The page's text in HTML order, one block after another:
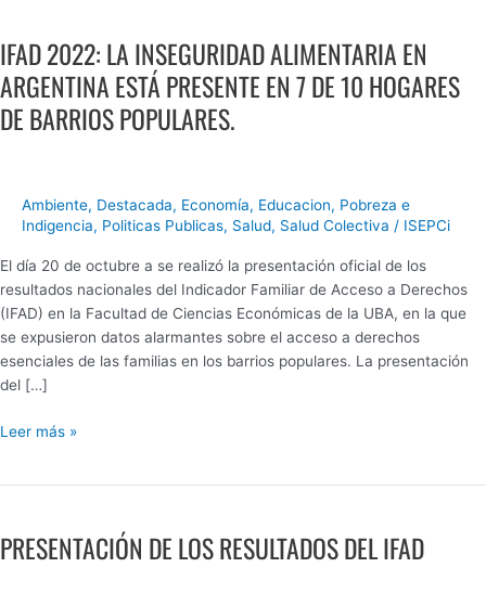
IFAD 2022: LA INSEGURIDAD ALIMENTARIA EN
ARGENTINA ESTÁ PRESENTE EN 7 DE 10 HOGARES
DE BARRIOS POPULARES.
Ambiente, Destacada, Economía, Educacion, Pobreza e
Indigencia, Politicas Publicas, Salud, Salud Colectiva / ISEPCi
El día 20 de octubre a se realizó la presentación oficial de los
resultados nacionales del Indicador Familiar de Acceso a Derechos
(IFAD) en la Facultad de Ciencias Económicas de la UBA, en la que
se expusieron datos alarmantes sobre el acceso a derechos
esenciales de las familias en los barrios populares. La presentación
del […]
LA
INSEGURIDAD
ALIMENTARIA
EN
DE
10
HOGARES
DE
BARRIOS
POPULARES.
Leer más »
PRESENTACIÓN DE LOS RESULTADOS DEL IFAD
LOS